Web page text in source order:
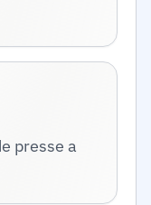
presse a